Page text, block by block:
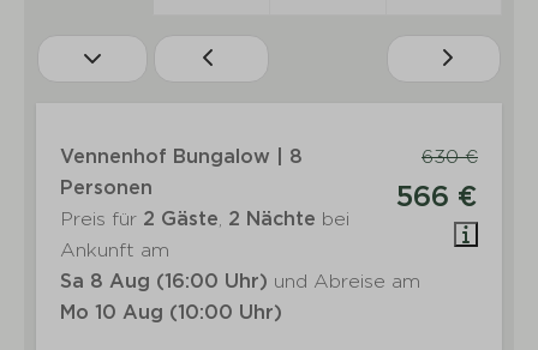
630 €
566 €
Vennenhof Bungalow | 8
Personen
Preis für 2 Gäste, 2 Nächte bei
Ankunft am
Sa 8 Aug (16:00 Uhr) und Abreise am
Mo 10 Aug (10:00 Uhr)